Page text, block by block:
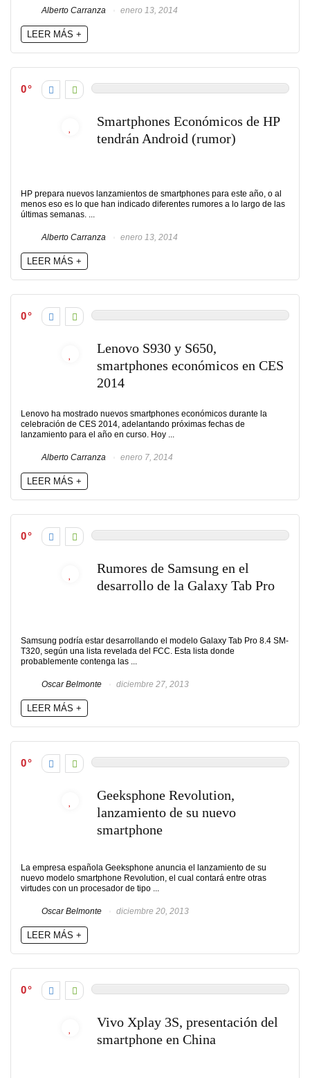
Alberto Carranza enero 13, 2014
LEER MÁS +
0
Smartphones Económicos de HP
tendrán Android (rumor)
HP prepara nuevos lanzamientos de smartphones para este año, o al
menos eso es lo que han indicado diferentes rumores a lo largo de las
últimas semanas. ...
Alberto Carranza enero 13, 2014
LEER MÁS +
0
Lenovo S930 y S650,
smartphones económicos en CES
2014
Lenovo ha mostrado nuevos smartphones económicos durante la
celebración de CES 2014, adelantando próximas fechas de
lanzamiento para el año en curso. Hoy ...
Alberto Carranza enero 7, 2014
LEER MÁS +
0
Rumores de Samsung en el
desarrollo de la Galaxy Tab Pro
Samsung podría estar desarrollando el modelo Galaxy Tab Pro 8.4 SM-
T320, según una lista revelada del FCC. Esta lista donde
probablemente contenga las ...
Oscar Belmonte diciembre 27, 2013
LEER MÁS +
0
Geeksphone Revolution,
lanzamiento de su nuevo
smartphone
La empresa española Geeksphone anuncia el lanzamiento de su
nuevo modelo smartphone Revolution, el cual contará entre otras
virtudes con un procesador de tipo ...
Oscar Belmonte diciembre 20, 2013
LEER MÁS +
0
Vivo Xplay 3S, presentación del
smartphone en China